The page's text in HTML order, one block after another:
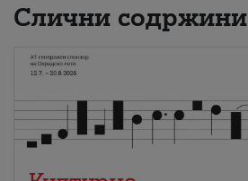
Слични содржини